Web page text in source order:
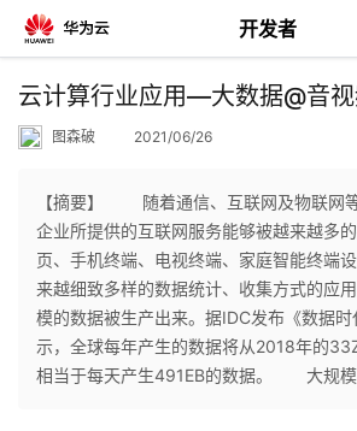
开发者
返
个
人
我
云计算行业应用—大数据@音视
图森破 2021/06/26
【摘要】 随着通信、互联网及物联网等
企业所提供的互联网服务能够被越来越多
页、手机终端、电视终端、家庭智能终端
来越细致多样的数据统计、收集方式的应
模的数据被生产出来。据IDC发布《数据
示，全球每年产生的数据将从2018年的
相当于每天产生491EB的数据。 大规